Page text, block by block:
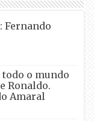
Fernando
o mundo
Ronaldo.
Amaral